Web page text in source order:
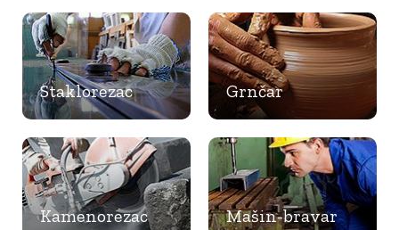
Staklorezac Grnčar
Kamenorezac Mašin-bravar